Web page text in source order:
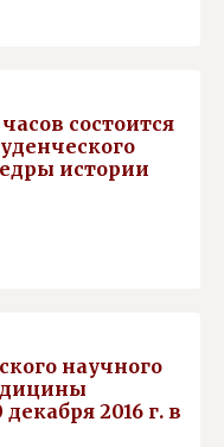
состоится
истории
научного
2016 г. в